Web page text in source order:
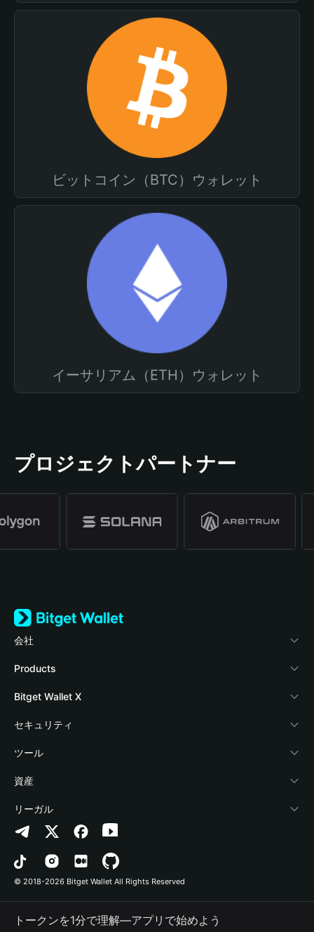
ビットコイン（BTC）ウォレット
イーサリアム（ETH）ウォレット
プロジェクトパートナー
会社
Bitget Walletについて
ブログ
アカデミー
暗号資産ニュース
Help Center
お問い合わせ
ブランドリソース
キャリア
Products
Crypto Card
Stablecoin Earn
Payfi Crypto
Crypto Swap API
Altcoin Season Index
Prediction Markets
DApp
RWA
Bitget Wallet X
デベロッパー
ウォレットを接続
Bitget Wallet Pay
プロジェクトを掲載
セキュリティ
保護基金
セキュリティ技術
ツール
暗号資産を購入
認証検出
コントラクト検出
一括送金
資産
Arbitrum
Avalanche
Bitcoin
Polygon
リーガル
プライバシーポリシー
利用規約
© 2018-2026 Bitget Wallet All Rights Reserved
トークンを1分で理解―アプリで始めよう